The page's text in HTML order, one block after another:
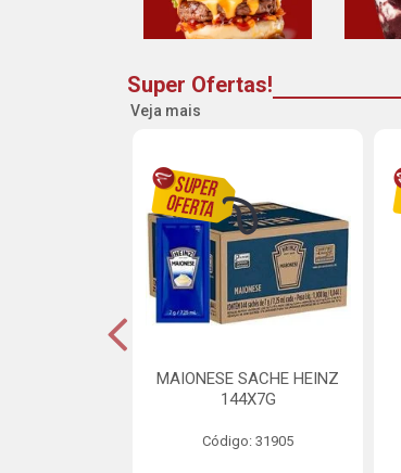
Super Ofertas!
Veja mais
MAIONESE SACHE HEINZ
144X7G
Código: 31905